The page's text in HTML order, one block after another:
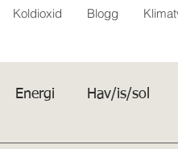
Koldioxid Blogg
Energi Hav/is/sol